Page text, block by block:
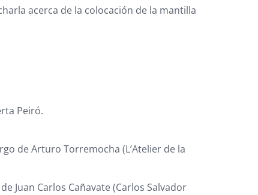
acerca de la colocación de la mantilla
Peiró.
de Arturo Torremocha (L’Atelier de la
Juan Carlos Cañavate (Carlos Salvador